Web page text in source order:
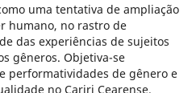
uma tentativa de ampliação
humano, no rastro de
das experiências de sujeitos
gêneros. Objetiva-se
performatividades de gênero e
no Cariri Cearense.